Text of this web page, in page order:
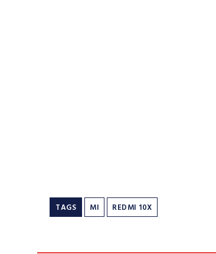
TAGS MI REDMI 10X